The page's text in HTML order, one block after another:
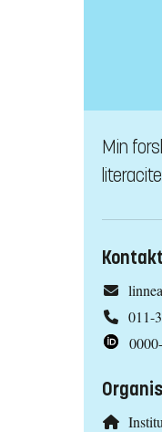
Min
Kontakt
011-